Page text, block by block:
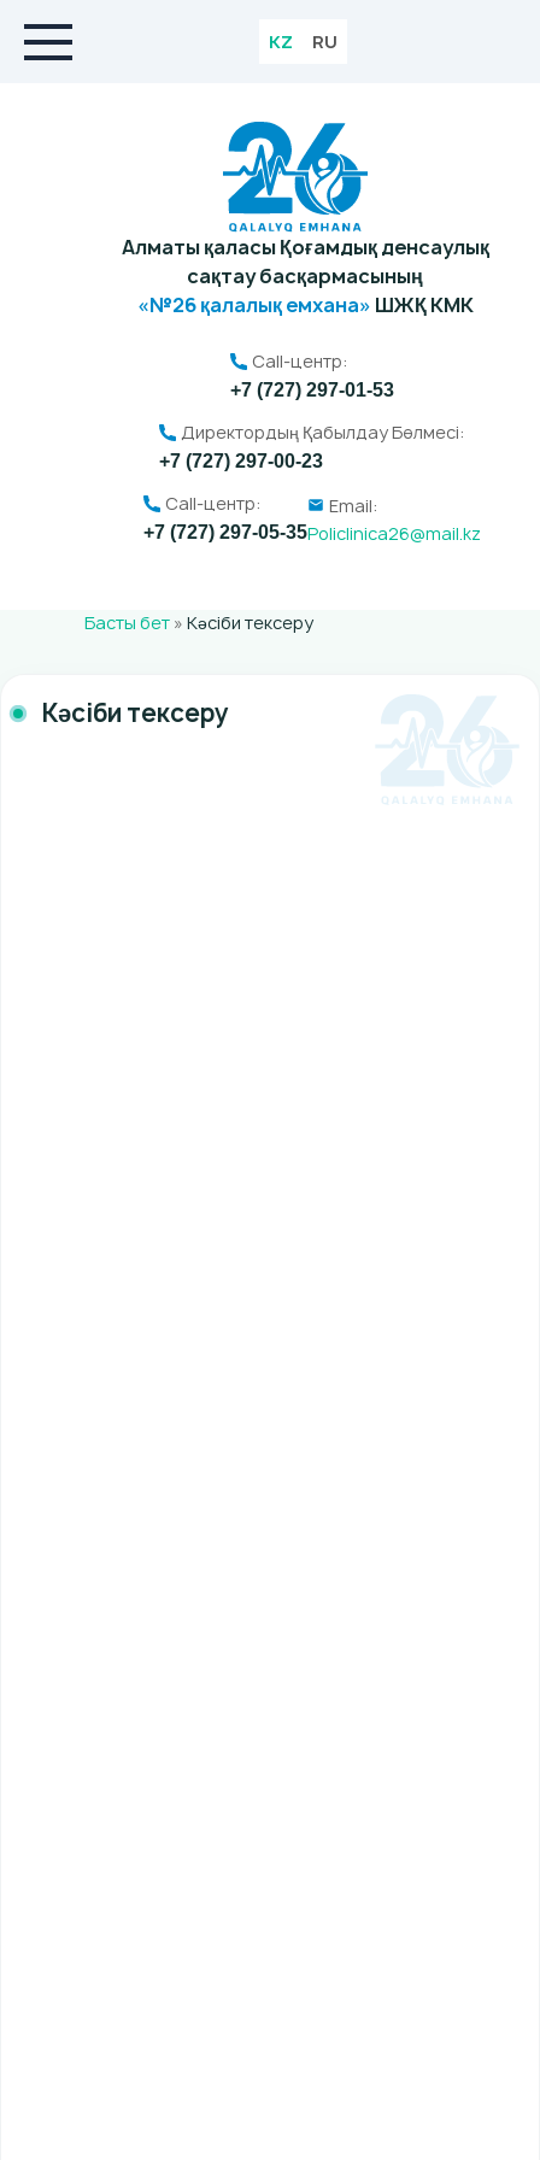
KZ RU
Алматы қаласы Қоғамдық денсаулық
сақтау басқармасының
«№26 қалалық емхана» ШЖҚ КМК
Call-центр:
+7 (727) 297-01-53
Директордың Қабылдау Бөлмесі:
+7 (727) 297-00-23
Call-центр:
+7 (727) 297-05-35
Email:
Policlinica26@mail.kz
Басты бет » Кәсіби тексеру
Кәсіби тексеру